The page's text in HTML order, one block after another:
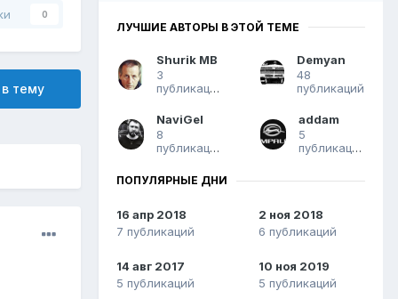
0
тему
ЛУЧШИЕ АВТОРЫ В ЭТОЙ ТЕМЕ
Shurik MB
3
публикации
Demyan
48
публикаций
NaviGel
8
публикаций
addam
5
публикаций
ПОПУЛЯРНЫЕ ДНИ
16 апр 2018
7 публикаций
2 ноя 2018
6 публикаций
14 авг 2017
5 публикаций
10 ноя 2019
5 публикаций